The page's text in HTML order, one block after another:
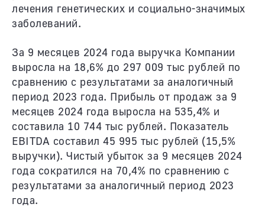
лечения генетических и социально-значимых
заболеваний.
За 9 месяцев 2024 года выручка Компании
выросла на 18,6% до 297 009 тыс рублей по
сравнению с результатами за аналогичный
период 2023 года. Прибыль от продаж за 9
месяцев 2024 года выросла на 535,4% и
составила 10 744 тыс рублей. Показатель
EBITDA составил 45 995 тыс рублей (15,5%
выручки). Чистый убыток за 9 месяцев 2024
года сократился на 70,4% по сравнению с
результатами за аналогичный период 2023
года.